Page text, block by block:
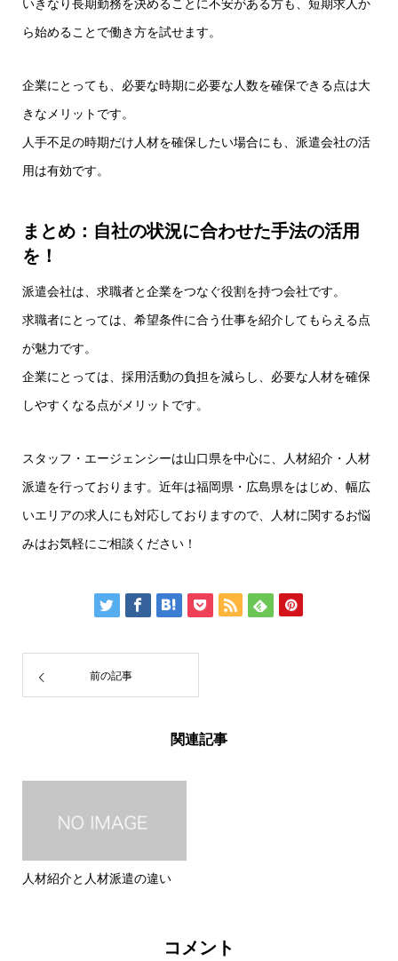
いきなり長期勤務を決めることに不安がある方も、短期求人か
ら始めることで働き方を試せます。
企業にとっても、必要な時期に必要な人数を確保できる点は大
きなメリットです。
人手不足の時期だけ人材を確保したい場合にも、派遣会社の活
用は有効です。
まとめ：自社の状況に合わせた手法の活用
を！
派遣会社は、求職者と企業をつなぐ役割を持つ会社です。
求職者にとっては、希望条件に合う仕事を紹介してもらえる点
が魅力です。
企業にとっては、採用活動の負担を減らし、必要な人材を確保
しやすくなる点がメリットです。
スタッフ・エージェンシーは山口県を中心に、人材紹介・人材
派遣を行っております。近年は福岡県・広島県をはじめ、幅広
いエリアの求人にも対応しておりますので、人材に関するお悩
みはお気軽にご相談ください！
前の記事
関連記事
人材紹介と人材派遣の違い
コメント